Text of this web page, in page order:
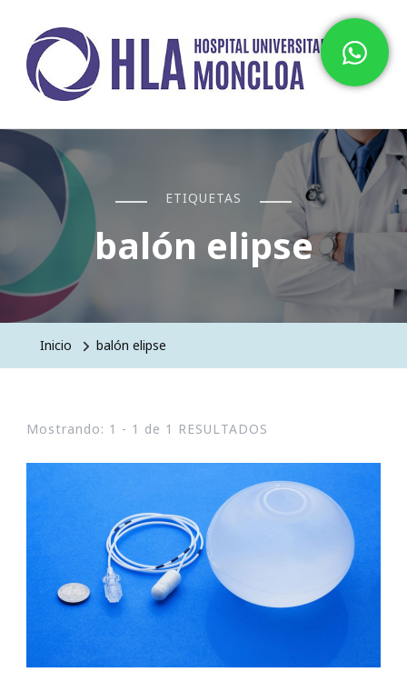
Hospital HLA Universitario
Moncloa
ETIQUETAS
balón elipse
Inicio balón elipse
Mostrando: 1 - 1 de 1 RESULTADOS